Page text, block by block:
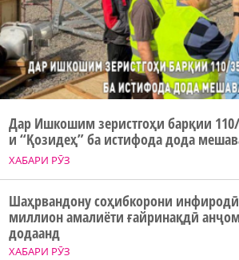
ХАБАРИ РӮЗ
Дар Ишкошим зеристгоҳи барқии
и “Қозидеҳ” ба истифода дода
ХАБАРИ РӮЗ
Шаҳрвандону соҳибкорони
миллион амалиёти ғайринақдӣ анҷом
додаанд